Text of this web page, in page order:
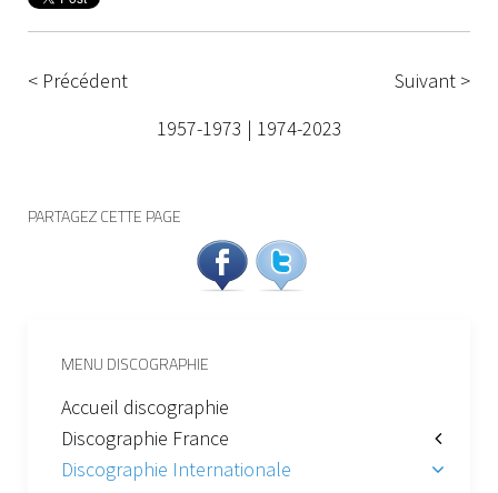
< Précédent
Suivant >
1957-1973 | 1974-2023
PARTAGEZ CETTE PAGE
MENU DISCOGRAPHIE
Accueil discographie
Discographie France
Discographie Internationale